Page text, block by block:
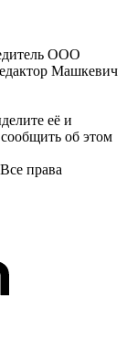
ООО
Машкевич
её и
об этом
права